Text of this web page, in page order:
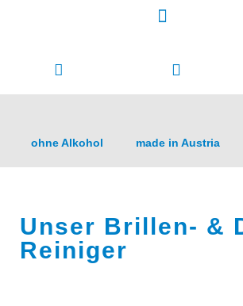
ohne Alkohol made in Austria
Unser Brillen- &
Reiniger